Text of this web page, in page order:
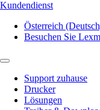
Kundendienst
Österreich
Besuchen Sie
Support zuhause
Drucker
Lösungen